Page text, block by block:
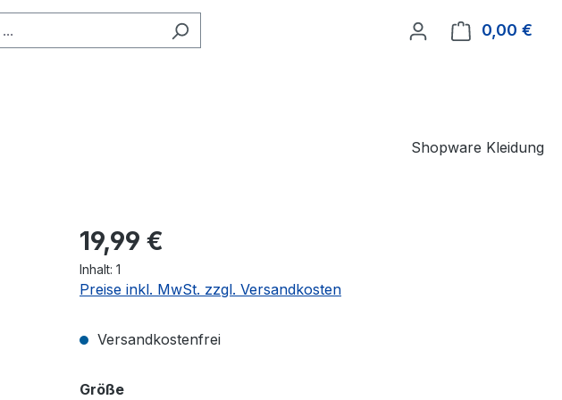
0,00 €
Shopware Kleidung
19,99 €
Inhalt: 1
Preise inkl. MwSt. zzgl. Versandkosten
Versandkostenfrei
Größeauswählen